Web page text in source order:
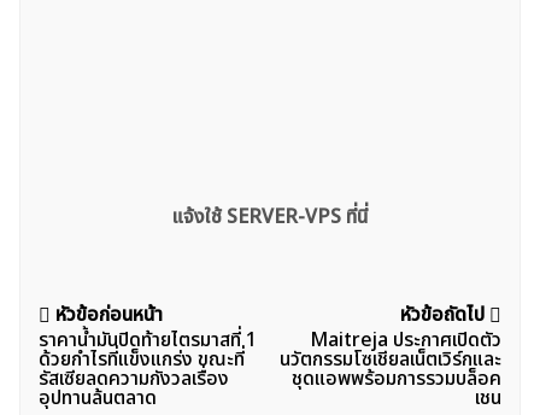
แจ้งใช้ SERVER-VPS ที่นี่
แนะแนว
เรื่อง
หัวข้อก่อนหน้า
ราคาน้ำมันปิดท้ายไตรมาสที่ 1
ด้วยกำไรที่แข็งแกร่ง ขณะที่
รัสเซียลดความกังวลเรื่อง
อุปทานล้นตลาด
หัวข้อถัดไป
Maitreja ประกาศเปิดตัว
นวัตกรรมโซเชียลเน็ตเวิร์กและ
ชุดแอพพร้อมการรวมบล็อค
เชน